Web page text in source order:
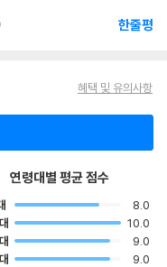
한줄평
혜택 및 유의사항
연령대별 평균 점수
8.0
10.0
9.0
9.0